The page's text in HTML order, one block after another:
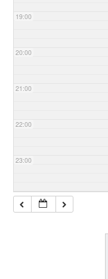
19:00
20:00
21:00
22:00
23:00